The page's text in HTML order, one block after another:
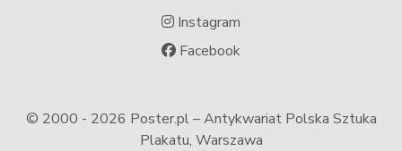
Instagram
Facebook
© 2000 - 2026 Poster.pl – Antykwariat Polska Sztuka
Plakatu, Warszawa